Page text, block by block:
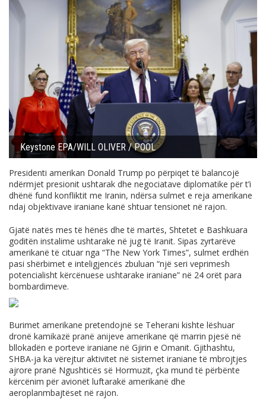
Keystone EPA/WILL OLIVER / POOL
Presidenti amerikan Donald Trump po përpiqet të balancojë
ndërmjet presionit ushtarak dhe negociatave diplomatike për t’i
dhënë fund konfliktit me Iranin, ndërsa sulmet e reja amerikane
ndaj objektivave iraniane kanë shtuar tensionet në rajon.
Gjatë natës mes të hënës dhe të martës, Shtetet e Bashkuara
goditën instalime ushtarake në jug të Iranit. Sipas zyrtarëve
amerikanë të cituar nga “The New York Times”, sulmet erdhën
pasi shërbimet e inteligjencës zbuluan “një seri veprimesh
potencialisht kërcënuese ushtarake iraniane” në 24 orët para
bombardimeve.
Burimet amerikane pretendojnë se Teherani kishte lëshuar
dronë kamikazë pranë anijeve amerikane që marrin pjesë në
bllokadën e porteve iraniane në Gjirin e Omanit. Gjithashtu,
SHBA-ja ka vërejtur aktivitet në sistemet iraniane të mbrojtjes
ajrore pranë Ngushticës së Hormuzit, çka mund të përbënte
kërcënim për avionët luftarakë amerikanë dhe
aeroplanmbajtëset në rajon.